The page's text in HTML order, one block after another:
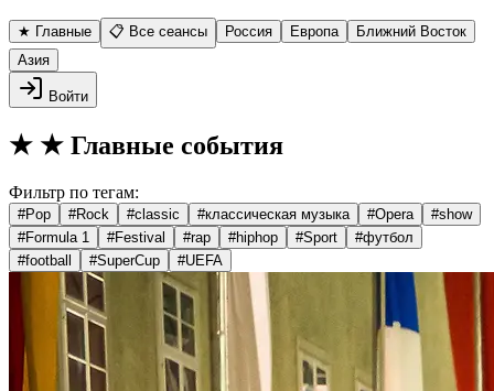
★ Главные 📋 Все сеансы Россия Европа
Ближний Восток
Азия
Войти
★ ★ Главные события
Фильтр по тегам:
#Pop #Rock #classic #классическая музыка #Opera #show
#Formula 1 #Festival #rap #hiphop #Sport #футбол
#football #SuperCup #UEFA